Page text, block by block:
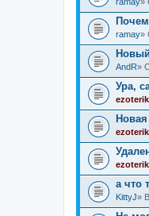
ramay»
AndR»
Ура,
ezoterik
ezoterik
ezoterik
а что
KittyJ»